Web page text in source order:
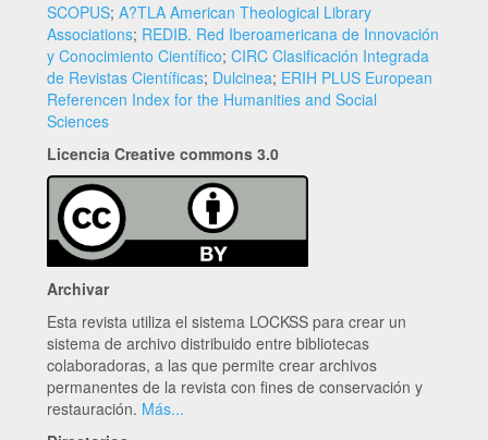
SCOPUS; A?TLA American Theological Library
Associations; REDIB. Red Iberoamericana de Innovación
y Conocimiento Científico; CIRC Clasificación Integrada
de Revistas Científicas; Dulcinea; ERIH PLUS European
Referencen Index for the Humanities and Social
Sciences
Licencia Creative commons 3.0
Archivar
Esta revista utiliza el sistema LOCKSS para crear un
sistema de archivo distribuido entre bibliotecas
colaboradoras, a las que permite crear archivos
permanentes de la revista con fines de conservación y
restauración. Más...